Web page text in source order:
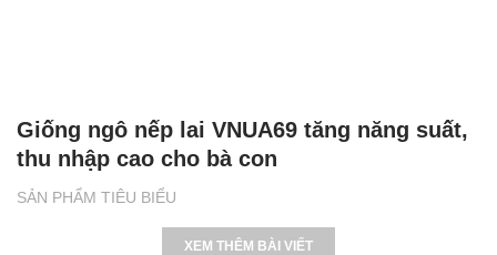
SẢN PHẨM TIÊU BIỂU
Giống ngô nếp lai VNUA69 tăng năng suất,
thu nhập cao cho bà con
XEM THÊM BÀI VIẾT